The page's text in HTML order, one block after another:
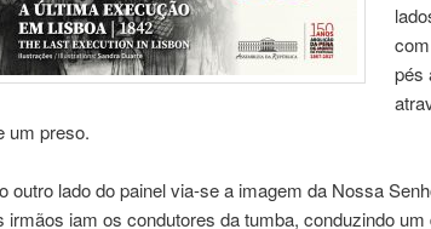
pés
um preso.
outro lado do painel via-se a imagem da Nossa
irmãos iam os condutores da tumba, conduzindo